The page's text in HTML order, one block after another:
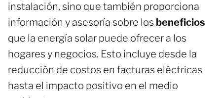
instalación, sino que también proporciona
información y asesoría sobre los beneficios
que la energía solar puede ofrecer a los
hogares y negocios. Esto incluye desde la
reducción de costos en facturas eléctricas
hasta el impacto positivo en el medio